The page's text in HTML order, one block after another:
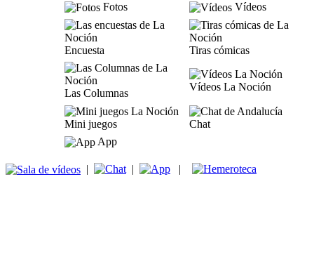
Fotos
Vídeos
Encuesta Tiras cómicas
Las Columnas
Vídeos La Noción
Mini juegos
Chat
App
| | |